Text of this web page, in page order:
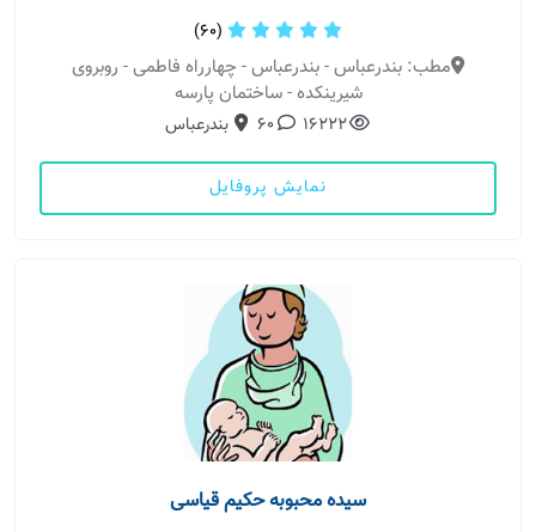
(60)
مطب: بندرعباس - بندرعباس - چهارراه فاطمی - روبروی
شیرینکده - ساختمان پارسه
16222
60 بندرعباس
نمایش پروفایل
سیده محبوبه حکیم قیاسی